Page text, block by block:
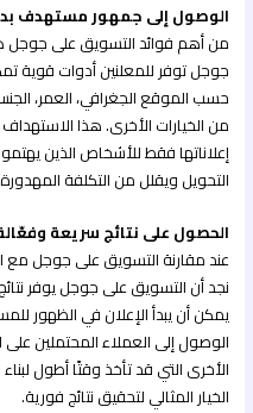
الوصول إلى جمهور مستهدف
من أهم فوائد التسويق على
جوجل توفر للمعلنين أدوات قوية
حسب الموقع الجغرافي، العمر،
من الخيارات الأخرى. هذا
إعلاناتها فقط للأشخاص الذين
التحويل ويقلل من التكلفة
الحصول على نتائج سريعة
عند مقارنة التسويق على جوجل مع
نجد أن التسويق على جوجل يوفر
يمكن أن يبدأ الإعلان في الظهور
الوصول إلى العملاء المحتملين
الأخرى التي قد تأخذ وقتًا أطول
الخيار المثالي لتحقيق نتائج فورية.